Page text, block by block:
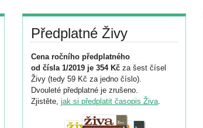
Předplatné Živy
Cena ročního předplatného
od čísla 1/2019 je 354 Kč za šest čísel
Živy (tedy 59 Kč za jedno číslo).
Dvouleté předplatné je zrušeno.
Zjistěte, jak si předplatit časopis Živa.